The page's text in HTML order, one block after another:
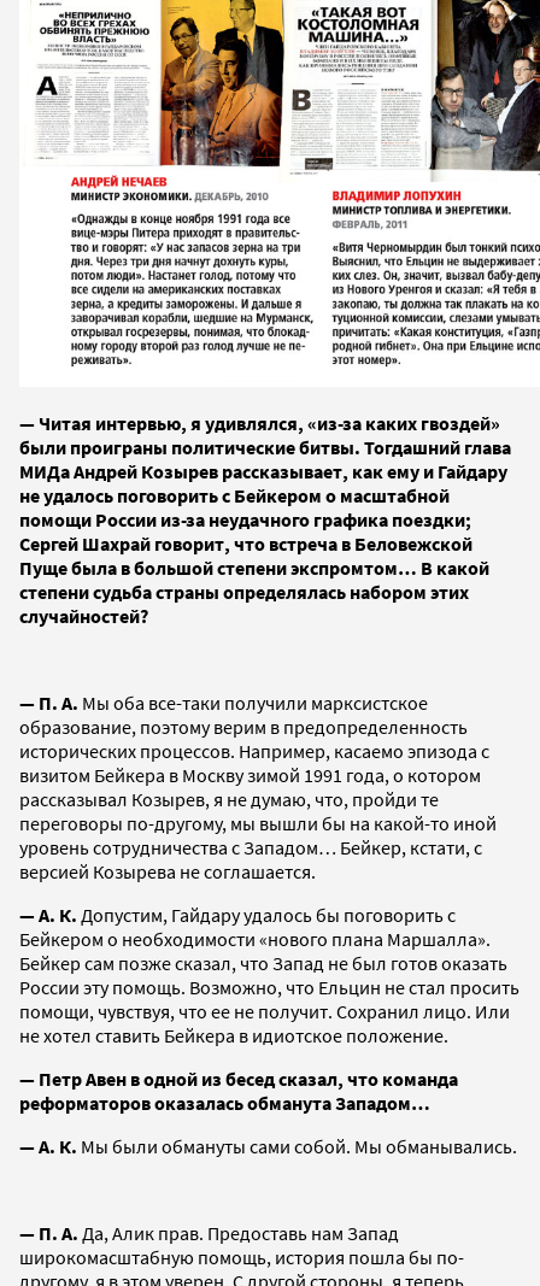
— Читая интервью, я удивлялся, «из-за каких гвоздей»
были проиграны политические битвы. Тогдашний глава
МИДа Андрей Козырев рассказывает, как ему и Гайдару
не удалось поговорить с Бейкером о масштабной
помощи России из-за неудачного графика поездки;
Сергей Шахрай говорит, что встреча в Беловежской
Пуще была в большой степени экспромтом… В какой
степени судьба страны определялась набором этих
случайностей?
— П. А. Мы оба все-таки получили марксистское
образование, поэтому верим в предопределенность
исторических процессов. Например, касаемо эпизода с
визитом Бейкера в Москву зимой 1991 года, о котором
рассказывал Козырев, я не думаю, что, пройди те
переговоры по-другому, мы вышли бы на какой-то иной
уровень сотрудничества с Западом… Бейкер, кстати, с
версией Козырева не соглашается.
— А. К. Допустим, Гайдару удалось бы поговорить с
Бейкером о необходимости «нового плана Маршалла».
Бейкер сам позже сказал, что Запад не был готов оказать
России эту помощь. Возможно, что Ельцин не стал просить
помощи, чувствуя, что ее не получит. Сохранил лицо. Или
не хотел ставить Бейкера в идиотское положение.
— Петр Авен в одной из бесед сказал, что команда
реформаторов оказалась обманута Западом…
— А. К. Мы были обмануты сами собой. Мы обманывались.
— П. А. Да, Алик прав. Предоставь нам Запад
широкомасштабную помощь, история пошла бы по-
другому, я в этом уверен. С другой стороны, я теперь